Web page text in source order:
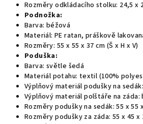
Rozměry odkládacího stolku: 24,5 x
Podnožka:
Barva: béžová
Materiál: PE ratan, práškově
Rozměry: 55 x 55 x 37 cm (Š x H x V)
Poduška:
Barva: světle šedá
Materiál potahu: textil (100%
Výplňový materiál podušky na
Výplňový materiál polštáře na záda:
Rozměry podušky na sedák: 55 x 55
Rozměry podušky za záda: 55 x 45 x